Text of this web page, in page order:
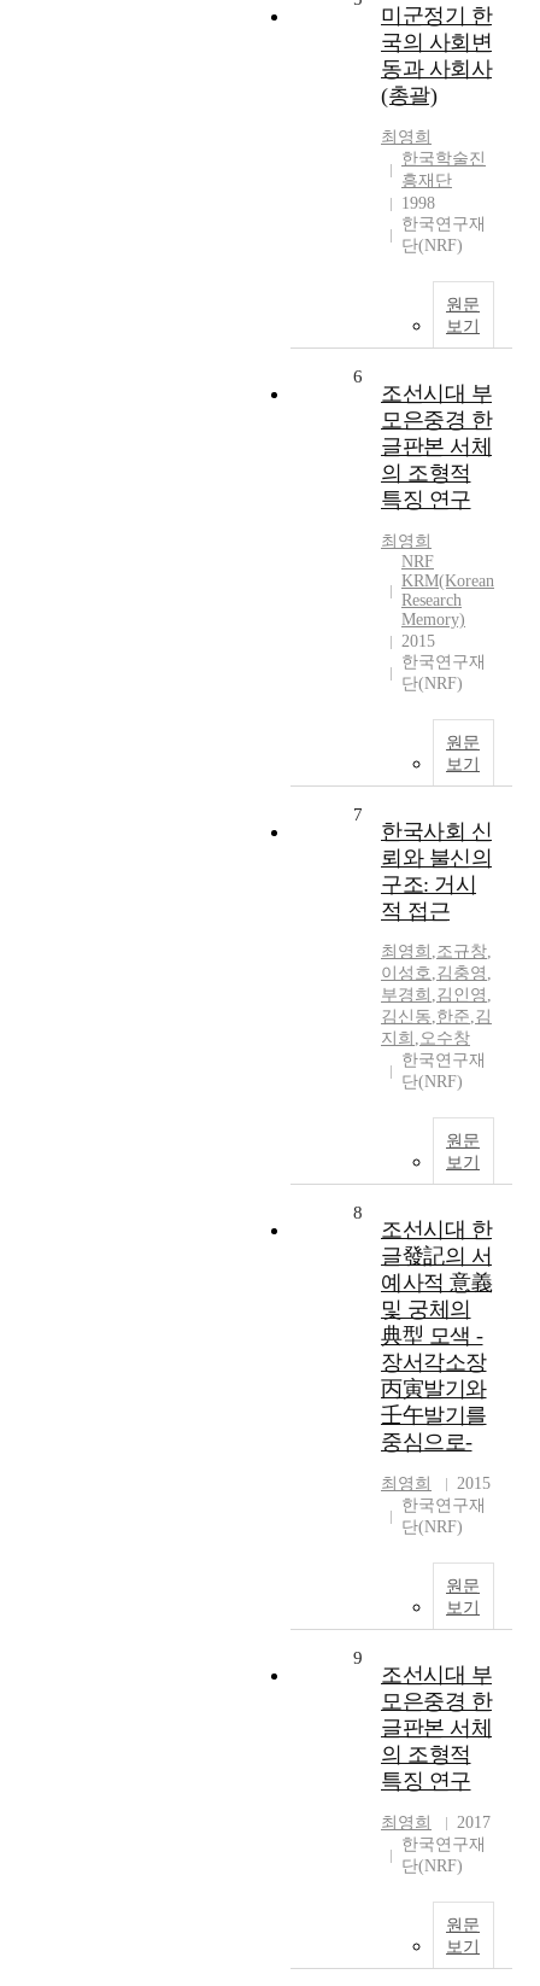
미군정기 한
국의 사회변
동과 사회사
(총괄)
최영희
한국학술진
흥재단
1998
한국연구재
단(NRF)
원문
보기
6
조선시대 부
모은중경 한
글판본 서체
의 조형적
특징 연구
최영희
NRF
KRM(Korean
Research
Memory)
2015
한국연구재
단(NRF)
원문
보기
7
한국사회 신
뢰와 불신의
구조: 거시
적 접근
최영희 ,조규창,
이성호,김충영 ,
부경희 ,김인영 ,
김신동,한준,김
지희 ,오수창
한국연구재
단(NRF)
원문
보기
8
조선시대 한
글發記의 서
예사적 意義
및 궁체의
典型 모색 -
장서각소장
丙寅발기와
壬午발기를
중심으로-
최영희
2015
한국연구재
단(NRF)
원문
보기
9
조선시대 부
모은중경 한
글판본 서체
의 조형적
특징 연구
최영희
2017
한국연구재
단(NRF)
원문
보기